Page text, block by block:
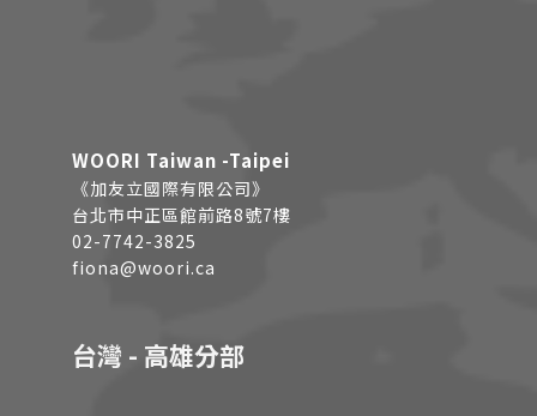
WOORI Taiwan -Taipei
《加友立國際有限公司》
台北市中正區館前路8號7樓
02-7742-3825
fiona@woori.ca
台灣 - 高雄分部